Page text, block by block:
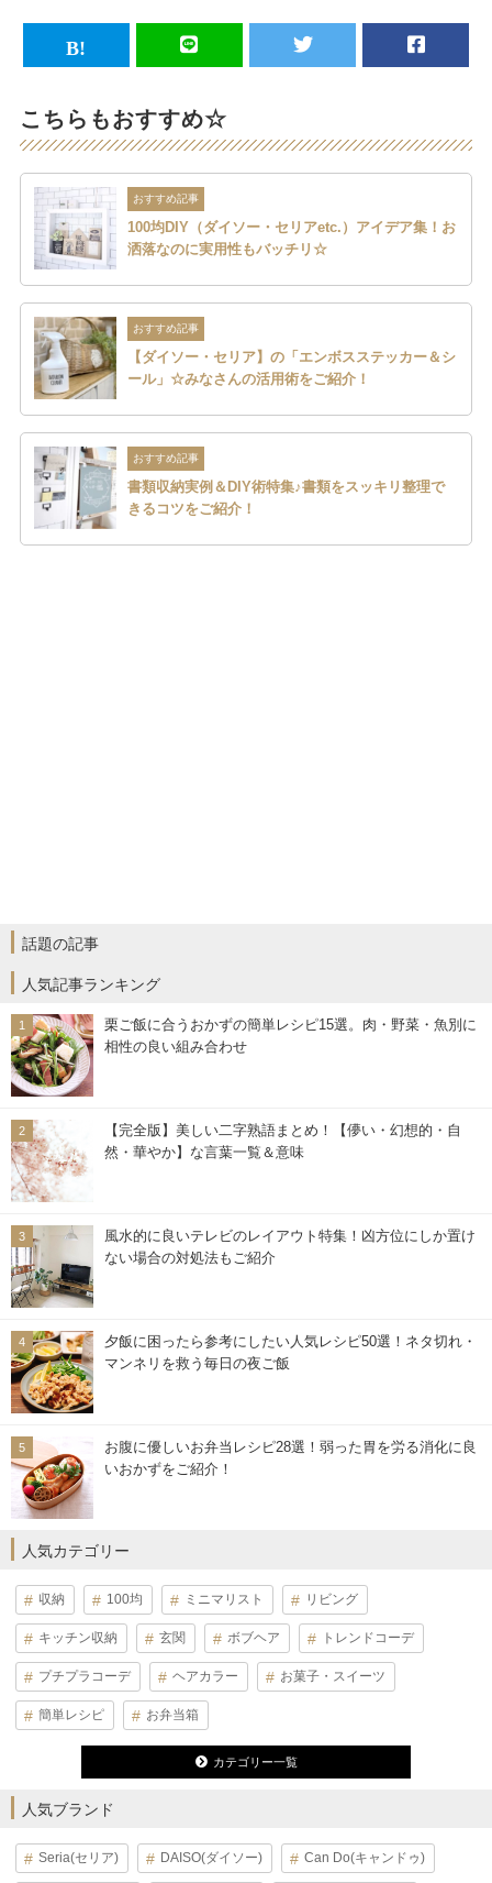
こちらもおすすめ☆
おすすめ記事
100均DIY（ダイソー・セリアetc.）アイデア集！お
洒落なのに実用性もバッチリ☆
おすすめ記事
【ダイソー・セリア】の「エンボスステッカー＆シ
ール」☆みなさんの活用術をご紹介！
おすすめ記事
書類収納実例＆DIY術特集♪書類をスッキリ整理で
きるコツをご紹介！
話題の記事
人気記事ランキング
栗ご飯に合うおかずの簡単レシピ15選。肉・野菜・魚別に
相性の良い組み合わせ
【完全版】美しい二字熟語まとめ！【儚い・幻想的・自
然・華やか】な言葉一覧＆意味
風水的に良いテレビのレイアウト特集！凶方位にしか置け
ない場合の対処法もご紹介
夕飯に困ったら参考にしたい人気レシピ50選！ネタ切れ・
マンネリを救う毎日の夜ご飯
お腹に優しいお弁当レシピ28選！弱った胃を労る消化に良
いおかずをご紹介！
人気カテゴリー
収納 100均 ミニマリスト リビング
キッチン収納 玄関 ボブヘア トレンドコーデ
プチプラコーデ ヘアカラー お菓子・スイーツ
簡単レシピ お弁当箱
カテゴリー一覧
人気ブランド
Seria(セリア) DAISO(ダイソー) Can Do(キャンドゥ)